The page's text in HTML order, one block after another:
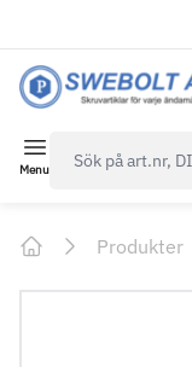
Menu
Produkter